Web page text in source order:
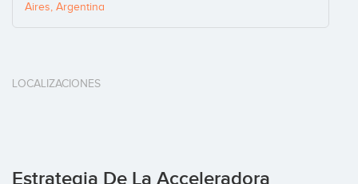
Aires, Argentina
LOCALIZACIONES
Estrategia De La Acceleradora